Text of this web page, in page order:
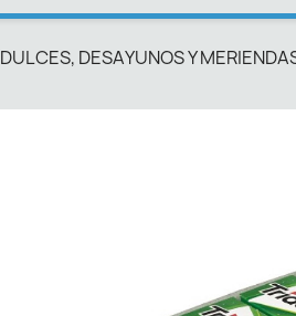
DULCES, DESAYUNOS Y